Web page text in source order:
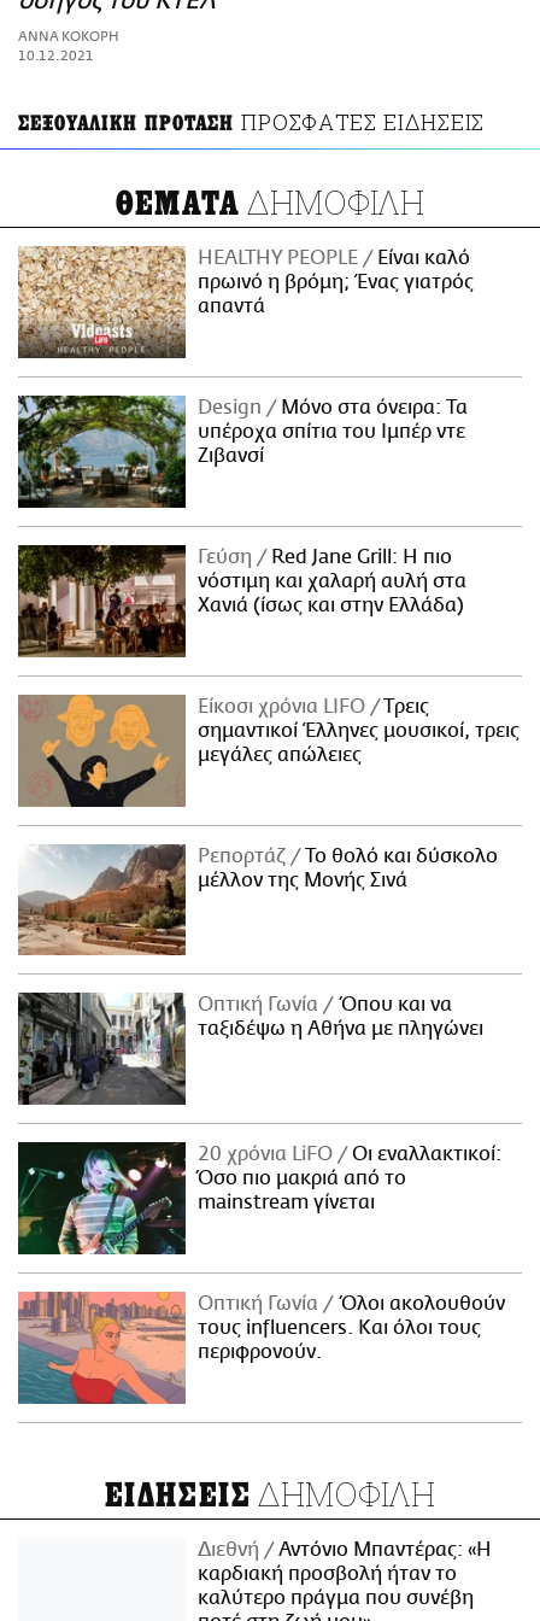
ΑΜΠΑ
PRINT
ΑΝΝΑ ΚΟΚΟΡΗ
10.12.2021
ΣΕΞΟΥΑΛΙΚΗ ΠΡΟΤΑΣΗ ΠΡΟΣΦΑΤΕΣ ΕΙΔΗΣΕΙΣ
ΘΕΜΑΤΑ ΔΗΜΟΦΙΛΗ
HEALTHY PEOPLE
Είναι καλό
πρωινό η βρόμη; Ένας γιατρός
απαντά
Design
Μόνο στα όνειρα: Τα
υπέροχα σπίτια του Ιμπέρ ντε
Ζιβανσί
Γεύση
Red Jane Grill: Η πιο
νόστιμη και χαλαρή αυλή στα
Χανιά (ίσως και στην Ελλάδα)
Είκοσι χρόνια LIFO
Tρεις
σημαντικοί Έλληνες μουσικοί, τρεις
μεγάλες απώλειες
Ρεπορτάζ
Το θολό και δύσκολο
μέλλον της Μονής Σινά
Οπτική Γωνία
Όπου και να
ταξιδέψω η Αθήνα με πληγώνει
20 χρόνια LiFO
Οι εναλλακτικοί:
Όσο πιο μακριά από το
mainstream γίνεται
Οπτική Γωνία
Όλοι ακολουθούν
τους influencers. Και όλοι τους
περιφρονούν.
ΕΙΔΗΣΕΙΣ ΔΗΜΟΦΙΛΗ
Διεθνή
Αντόνιο Μπαντέρας: «Η
καρδιακή προσβολή ήταν το
καλύτερο πράγμα που συνέβη